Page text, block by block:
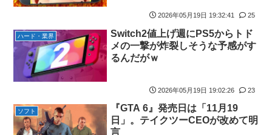
【画像】エチビデ女優さん、番組の企画でハッスルしすぎてしま
【ウマ娘】わたしの全力受け止めて♡ ←「またへんないきものが
ふえてる…」
【悲報】人気プロゲーマーと結婚したグラドル、息子の「自閉ス
ペクトラム症」診断にショックで泣く
海外「全部日本の真似だったのか…」 日本の普通のテレビ番組が
最新SNSの数十年先を行っていたと話題に
芸能人 「車の任意保険は強制にしろ、保険にも入れないヤツは運
【J2第1節 鳥栖×甲府】鳥栖が好相性の甲府に2-0快勝で5年ぶり
開幕白星！田中雄大は古巣に恩返しPK弾
2026年05月19日 19:32:41 25
ハード・業界
Switch2値上げ週にPS5からトド
メの一撃が炸裂しそうな予感がす
るんだがｗ
2026年05月19日 19:02:26 23
ソフト
『GTA 6』発売日は「11月19
日」。テイクツーCEOが改めて明
言